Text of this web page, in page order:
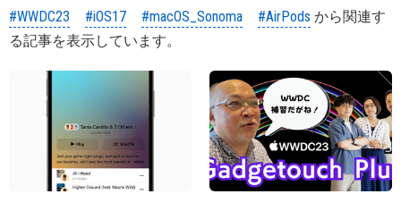
#WWDC23
#iOS17 #macOS_Sonoma #AirPods から関連す
る記事を表示しています。